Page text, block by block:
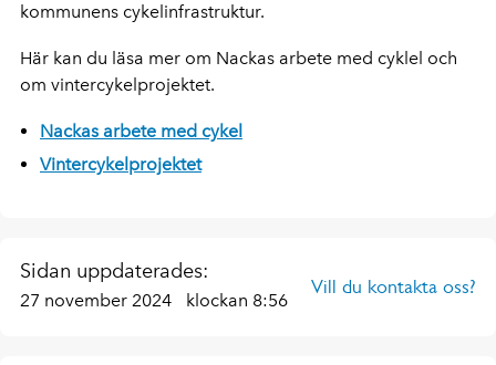
kommunens cykelinfrastruktur.
Här kan du läsa mer om Nackas arbete med cyklel och
om vintercykelprojektet.
Nackas arbete med cykel
Vintercykelprojektet
Sidan uppdaterades:
27 november 2024 klockan 8:56
Vill du kontakta oss?